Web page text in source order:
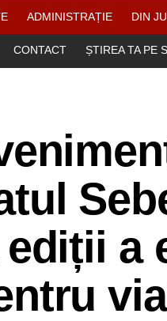
ADMINISTRAȚIE DIN
CONTACT ȘTIREA TA PE
ediții a